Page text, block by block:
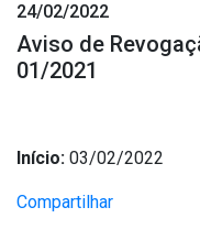
24/02/2022
Aviso de
01/2021
Início: 03/02/2022
Compartilhar